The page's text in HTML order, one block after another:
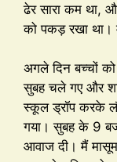
ढेर सारा कम था,
को पकड़ रखा था।
अगले दिन बच्चों
सुबह चले गए और
स्कूल ड्रॉप करके
गया। सुबह के 9
आवाज दी। मैं